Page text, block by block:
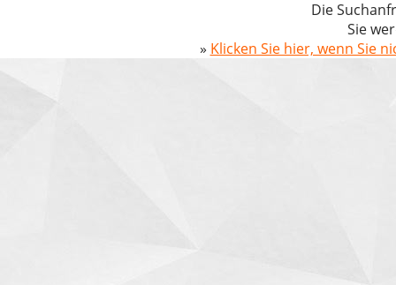
Die
Sie
» Klicken Sie hier, wenn Sie